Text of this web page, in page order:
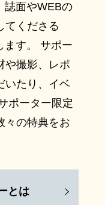
誌面やWEBの
てくださる
ます。 サポー
や撮影、レポ
いたり、イベ
ポーター限定
々の特典をお
とは